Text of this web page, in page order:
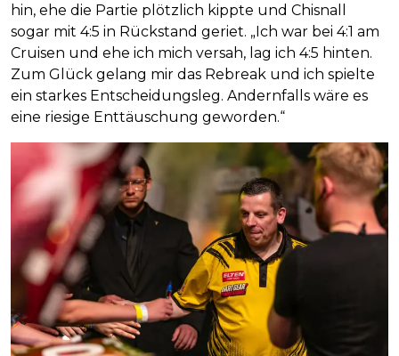
hin, ehe die Partie plötzlich kippte und Chisnall
sogar mit 4:5 in Rückstand geriet. „Ich war bei 4:1 am
Cruisen und ehe ich mich versah, lag ich 4:5 hinten.
Zum Glück gelang mir das Rebreak und ich spielte
ein starkes Entscheidungsleg. Andernfalls wäre es
eine riesige Enttäuschung geworden.“